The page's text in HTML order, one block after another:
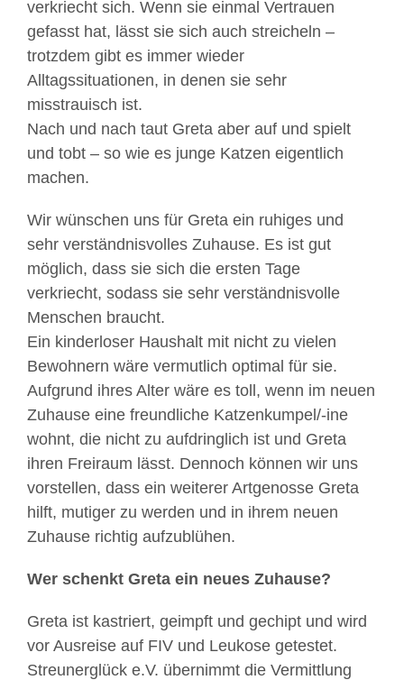
verkriecht sich. Wenn sie einmal Vertrauen
gefasst hat, lässt sie sich auch streicheln –
trotzdem gibt es immer wieder
Alltagssituationen, in denen sie sehr
misstrauisch ist.
Nach und nach taut Greta aber auf und spielt
und tobt – so wie es junge Katzen eigentlich
machen.
Wir wünschen uns für Greta ein ruhiges und
sehr verständnisvolles Zuhause. Es ist gut
möglich, dass sie sich die ersten Tage
verkriecht, sodass sie sehr verständnisvolle
Menschen braucht.
Ein kinderloser Haushalt mit nicht zu vielen
Bewohnern wäre vermutlich optimal für sie.
Aufgrund ihres Alter wäre es toll, wenn im neuen
Zuhause eine freundliche Katzenkumpel/-ine
wohnt, die nicht zu aufdringlich ist und Greta
ihren Freiraum lässt. Dennoch können wir uns
vorstellen, dass ein weiterer Artgenosse Greta
hilft, mutiger zu werden und in ihrem neuen
Zuhause richtig aufzublühen.
Wer schenkt Greta ein neues Zuhause?
Greta ist kastriert, geimpft und gechipt und wird
vor Ausreise auf FIV und Leukose getestet.
Streunerglück e.V. übernimmt die Vermittlung